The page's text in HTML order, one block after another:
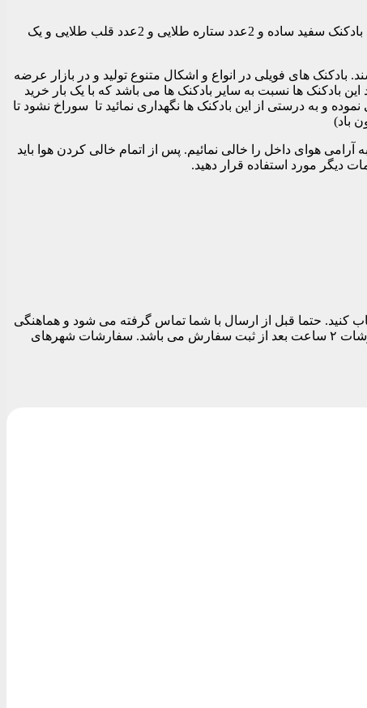
شامل: بادکنک حروف هپی طلایی و 1عدد پرده متالایز طلایی و 8عدد بادکنک طلایی ساده و 8عدد بادکنک پولکی طلایی و 8عدد بادکنک سفید ساده و 2عدد ستاره طلایی و 2عدد قلب طلایی و یک
های فویلی در انواع و اشکال متنوع تولید و در بازار عرضه
بادکنک ها نسبت به سایر بادکنک ها می باشد که با یک بار خرید
و به درستی از این بادکنک ها نگهداری نمائید تا سوراخ نشود تا
باد)
هوای داخل را خالی نمائیم. پس از اتمام خالی کردن هوا باید
دیگر مورد استفاده قرار دهید.
ساکن تهران می توانید در قسمت نهایی سفارش قبل از تسویه حساب تاریخ و بازه زمانی ارسال را بین ساعات ۱۱ الی ۱۹ انتخاب کنید. حتما قبل از ارسال با شما تماس گرفته می شود و هماهنگی
های لازم برای ارسال مرسوله انجام می شود. بدیهی است تا زمان پاسخگویی شما سفارشات ارسال نمی شود. زودترین زمان ارسال سفارشات ۲ ساعت بعد از ثبت سفارش می باشد. سفارشات شهرهای